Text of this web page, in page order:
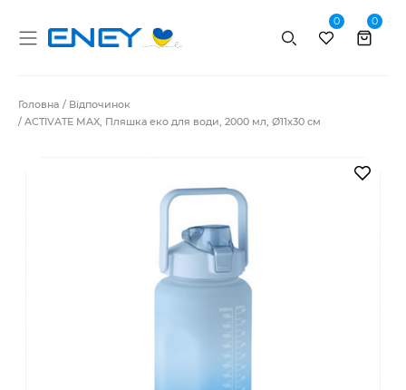
Пошук
0 0
Головна
Відпочинок
ACTIVATE MAX, Пляшка еко для води, 2000 мл, Ø11x30 см
В